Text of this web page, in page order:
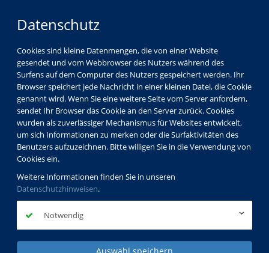
Datenschutz
Cookies sind kleine Datenmengen, die von einer Website
gesendet und vom Webbrowser des Nutzers während des
Surfens auf dem Computer des Nutzers gespeichert werden. Ihr
Browser speichert jede Nachricht in einer kleinen Datei, die Cookie
genannt wird. Wenn Sie eine weitere Seite vom Server anfordern,
sendet Ihr Browser das Cookie an den Server zurück. Cookies
wurden als zuverlässiger Mechanismus für Websites entwickelt,
um sich Informationen zu merken oder die Surfaktivitäten des
Benutzers aufzuzeichnen. Bitte willigen Sie in die Verwendung von
Cookies ein.
Weitere Informationen finden Sie in unseren
Datenschutzhinweisen.
Notwendig